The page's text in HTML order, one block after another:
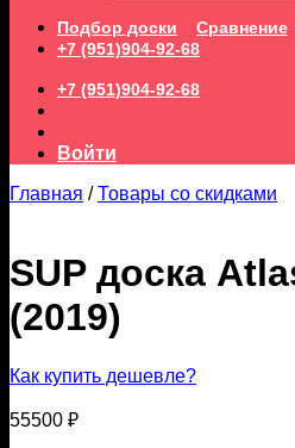
Подбор доски Сравнение
+7 (951)904-92-68
+7 (951)904-92-68
Войти
Главная / Товары со скидками
SUP доска
(2019)
Как купить дешевле?
55500 ₽